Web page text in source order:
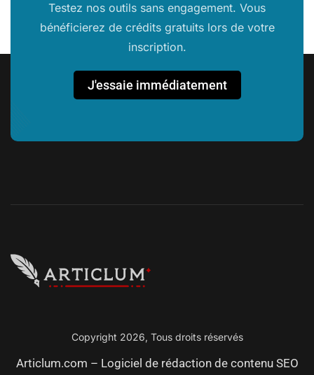
Testez nos outils sans engagement. Vous
bénéficierez de crédits gratuits lors de votre
inscription.
J'essaie immédiatement
Copyright 2026, Tous droits réservés
Articlum.com – Logiciel de rédaction de contenu SEO